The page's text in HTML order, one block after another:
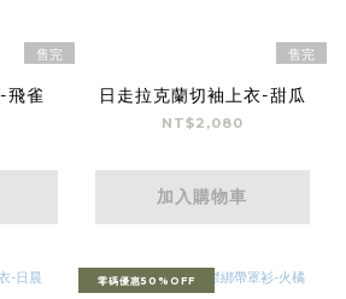
售完
飛雀
售完
日走拉克蘭切袖上衣-甜瓜
NT$2,080
加入購物車
零碼優惠50%OFF